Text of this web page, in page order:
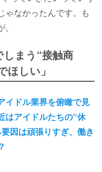
ゃなかったんです。も
まう“接触商
ほしい」
ドル業界を俯瞰で見
はアイドルたちの“休
因は頑張りすぎ、働き